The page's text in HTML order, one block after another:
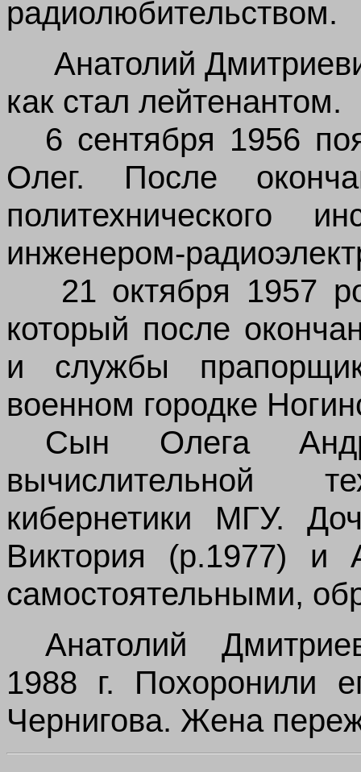
радиолюбительством.
Анатолий
как стал лейтенантом.
6 сентября 1956
Олег. После
политехнического
инженером-
21 октября 1957
который после
и службы
военном городке
Сын Олега
вычислительной
кибернетики МГУ.
Виктория (р.1977) и
самостоятельными,
Анатолий
1988 г. Похоронили
Чернигова. Жена